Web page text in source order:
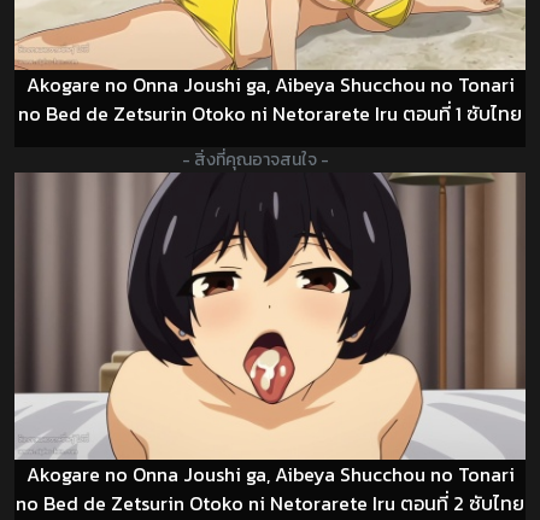
Akogare no Onna Joushi ga, Aibeya Shucchou no Tonari
no Bed de Zetsurin Otoko ni Netorarete Iru ตอนที่ 1 ซับไทย
- สิ่งที่คุณอาจสนใจ -
Akogare no Onna Joushi ga, Aibeya Shucchou no Tonari
no Bed de Zetsurin Otoko ni Netorarete Iru ตอนที่ 2 ซับไทย